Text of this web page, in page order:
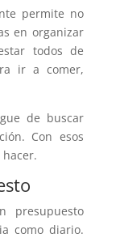
permite no
en organizar
todos de
ir a comer,
de buscar
Con esos
presupuesto
como diario.